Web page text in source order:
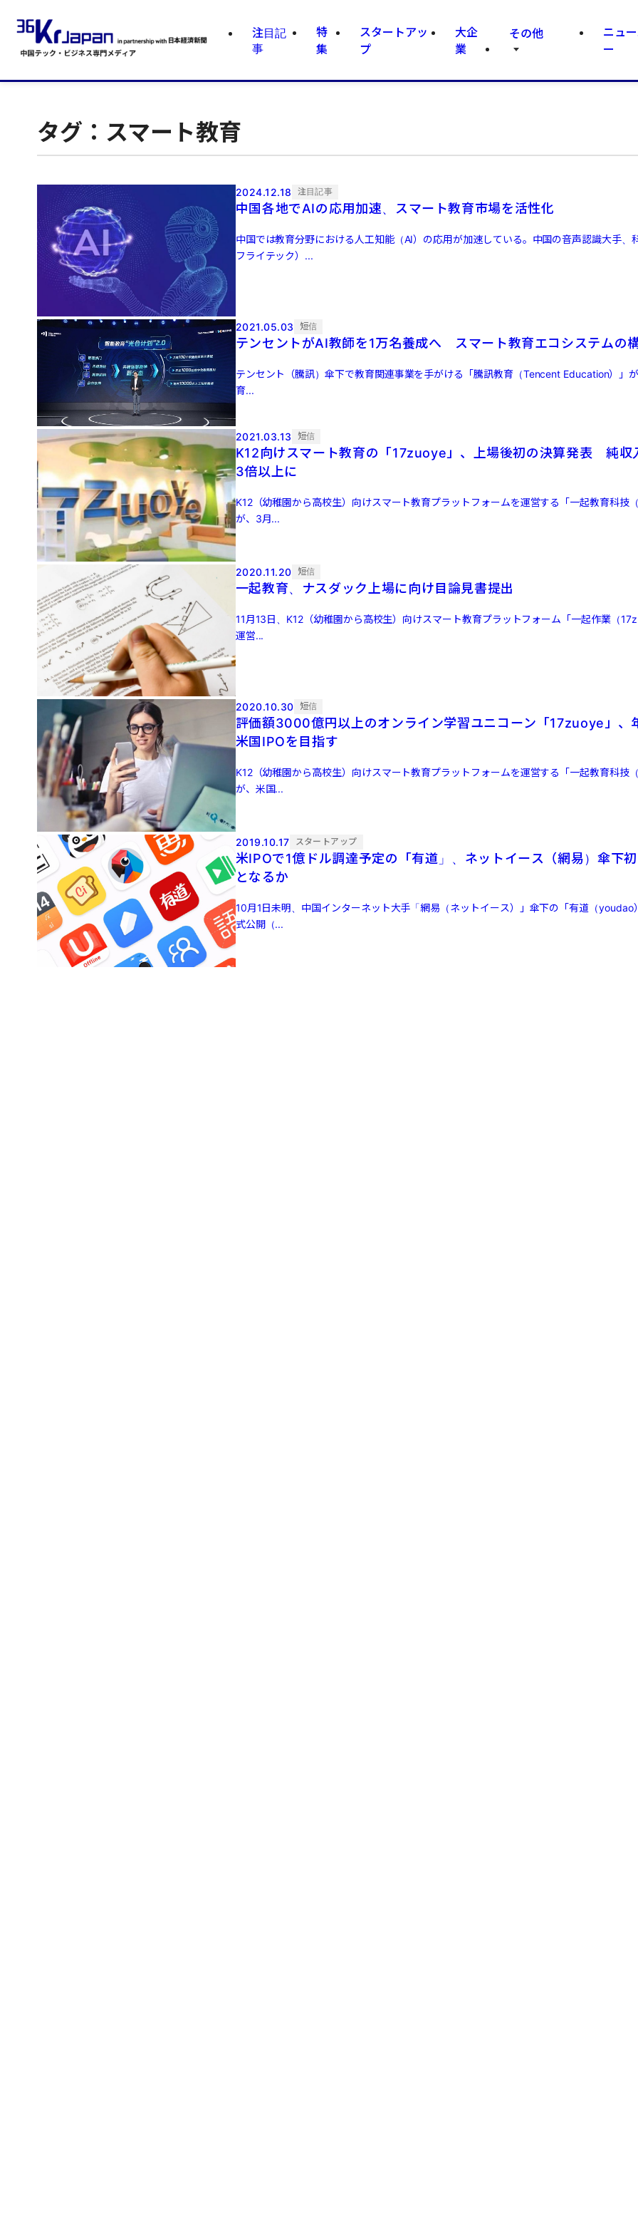
注目記
事
特
集
スタートアッ
プ
大企
業
その他
ニュ
ー
タグ：スマート教育
2024.12.18 注目記事
中国各地でAIの応用加速、スマート教育市場を活性化
中国では教育分野における人工知能（AI）の応用が加速している。中国の音声認識大手、
フライテック）...
2021.05.03 短信
テンセントがAI教師を1万名養成へ スマート教育エコシステムの
テンセント（騰訊）傘下で教育関連事業を手がける「騰訊教育（Tencent Education）」
育...
2021.03.13 短信
K12向けスマート教育の「17zuoye」、上場後初の決算発表 純収
3倍以上に
K12（幼稚園から高校生）向けスマート教育プラットフォームを運営する「一起教育科技
が、3月...
2020.11.20 短信
一起教育、ナスダック上場に向け目論見書提出
11月13日、K12（幼稚園から高校生）向けスマート教育プラットフォーム「一起作業（
運営...
2020.10.30 短信
評価額3000億円以上のオンライン学習ユニコーン「17zuoye」、
米国IPOを目指す
K12（幼稚園から高校生）向けスマート教育プラットフォームを運営する「一起教育科技
が、米国...
2019.10.17 スタートアップ
米IPOで1億ドル調達予定の「有道」、ネットイース（網易）傘下
となるか
10月1日未明、中国インターネット大手「網易（ネットイース）」傘下の「有道（youdao
式公開（...